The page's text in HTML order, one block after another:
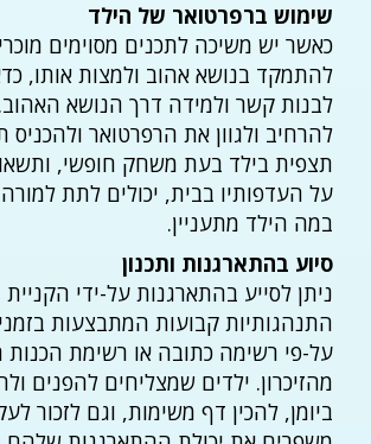
שימוש ברפרטואר של הילד
כאשר יש משיכה לתכנים מסוימים
להתמקד בנושא אהוב ולמצות אותו,
לבנות קשר ולמידה דרך הנושא
להרחיב ולגוון את הרפרטואר ולהכניס
תצפית בילד בעת משחק חופשי,
על העדפותיו בבית, יכולים לתת
במה הילד מתעניין.
סיוע בהתארגנות ותכנון
ניתן לסייע בהתארגנות על-ידי הקניית
התנהגותיות קבועות המתבצעות
על-פי רשימה כתובה או רשימת
מהזיכרון. ילדים שמצליחים להפנים
ביומן, להכין דף משימות, וגם לזכור